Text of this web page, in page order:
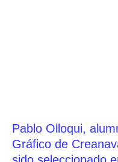
Pablo Olloqui,
Gráfico de